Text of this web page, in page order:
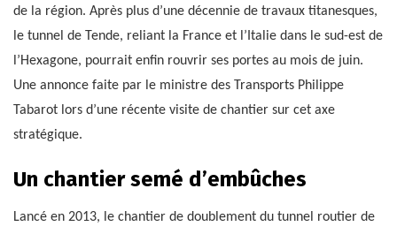
de la région. Après plus d’une décennie de travaux titanesques,
le tunnel de Tende, reliant la France et l’Italie dans le sud-est de
l’Hexagone, pourrait enfin rouvrir ses portes au mois de juin.
Une annonce faite par le ministre des Transports Philippe
Tabarot lors d’une récente visite de chantier sur cet axe
stratégique.
Un chantier semé d’embûches
Lancé en 2013, le chantier de doublement du tunnel routier de